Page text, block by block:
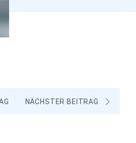
NÄCHSTER BEITRAG